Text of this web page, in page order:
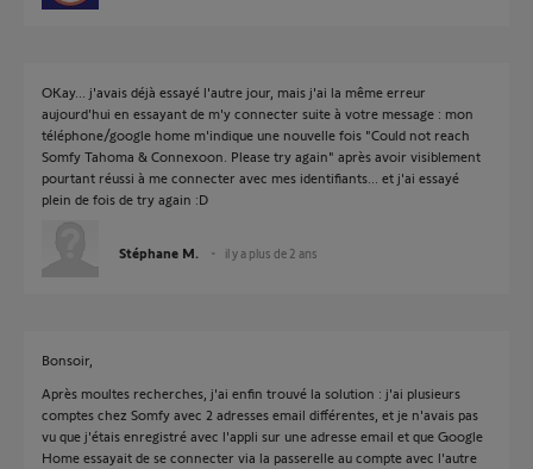
OKay... j'avais déjà essayé l'autre jour, mais j'ai la même erreur
aujourd'hui en essayant de m'y connecter suite à votre message : mon
téléphone/google home m'indique une nouvelle fois "Could not reach
Somfy Tahoma & Connexoon. Please try again" après avoir visiblement
pourtant réussi à me connecter avec mes identifiants... et j'ai essayé
plein de fois de try again :D
Stéphane M. il y a plus de 2 ans
Bonsoir,
Après moultes recherches, j'ai enfin trouvé la solution : j'ai plusieurs
comptes chez Somfy avec 2 adresses email différentes, et je n'avais pas
vu que j'étais enregistré avec l'appli sur une adresse email et que Google
Home essayait de se connecter via la passerelle au compte avec l'autre